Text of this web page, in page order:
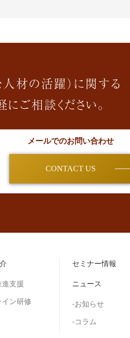
人材の活躍）に関する
ご相談ください。
メールでのお問い合わせ
CONTACT US
支援
ン研修
セミナー情報
ニュース
-お知らせ
-コラム